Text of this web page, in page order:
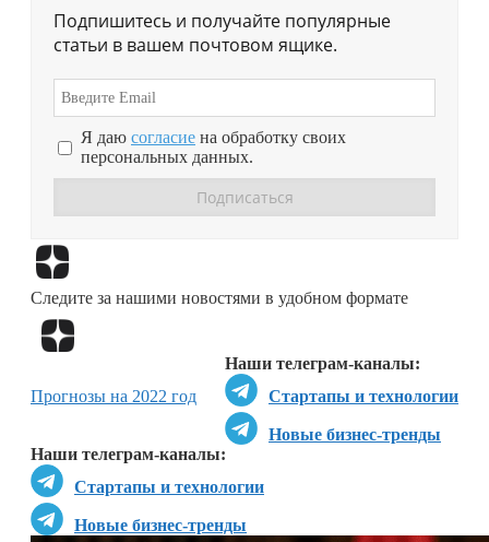
Подпишитесь и получайте популярные
статьи в вашем почтовом ящике.
Я даю согласие на обработку своих
персональных данных.
Следите за нашими новостями в удобном формате
Наши телеграм-каналы:
Стартапы и технологии
Новые бизнес-тренды
Наши телеграм-каналы:
Стартапы и технологии
Новые бизнес-тренды
Прогнозы на 2022 год